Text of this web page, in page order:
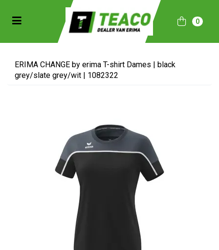
(Sportkleding)
(Collecties)
Toggle navigation 0
ERIMA CHANGE by erima T-shirt Dames | black
grey/slate grey/wit | 1082322